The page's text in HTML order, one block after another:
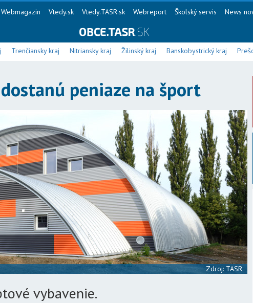
Webmagazin Vtedy.sk Vtedy.TASR.sk Webreport Školský servis News
Trenčiansky kraj Nitriansky kraj Žilinský kraj Banskobystrický kraj
peniaze na šport
Zdroj: TASR
vybavenie.